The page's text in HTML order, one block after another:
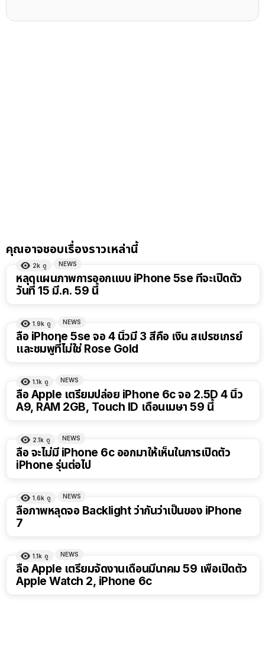
คุณอาจชอบเรื่องราวเหล่านี้
2k ดู NEWS
หลุดแผนภาพการออกแบบ iPhone 5se ที่จะเปิดตัว
วันที่ 15 มี.ค. 59 นี้
1.9k ดู NEWS
ลือ iPhone 5se จอ 4 นิ้วมี 3 สีคือ เงิน สเปรซเกรย์
และชมพูที่ไม่ใช่ Rose Gold
1.1k ดู NEWS
ลือ Apple เตรียมปล่อย iPhone 6c จอ 2.5D 4 นิ้ว
A9, RAM 2GB, Touch ID เดือนเมษา 59 นี้
2.1k ดู NEWS
ลือ จะไม่มี iPhone 6c ออกมาให้เห็นในการเปิดตัว
iPhone รุ่นต่อไป
1.6k ดู NEWS
ลือภาพหลุดจอ Backlight ว่ากันว่าเป็นของ iPhone
7
1.1k ดู NEWS
ลือ Apple เตรียมจัดงานเดือนมีนาคม 59 เพื่อเปิดตัว
Apple Watch 2, iPhone 6c